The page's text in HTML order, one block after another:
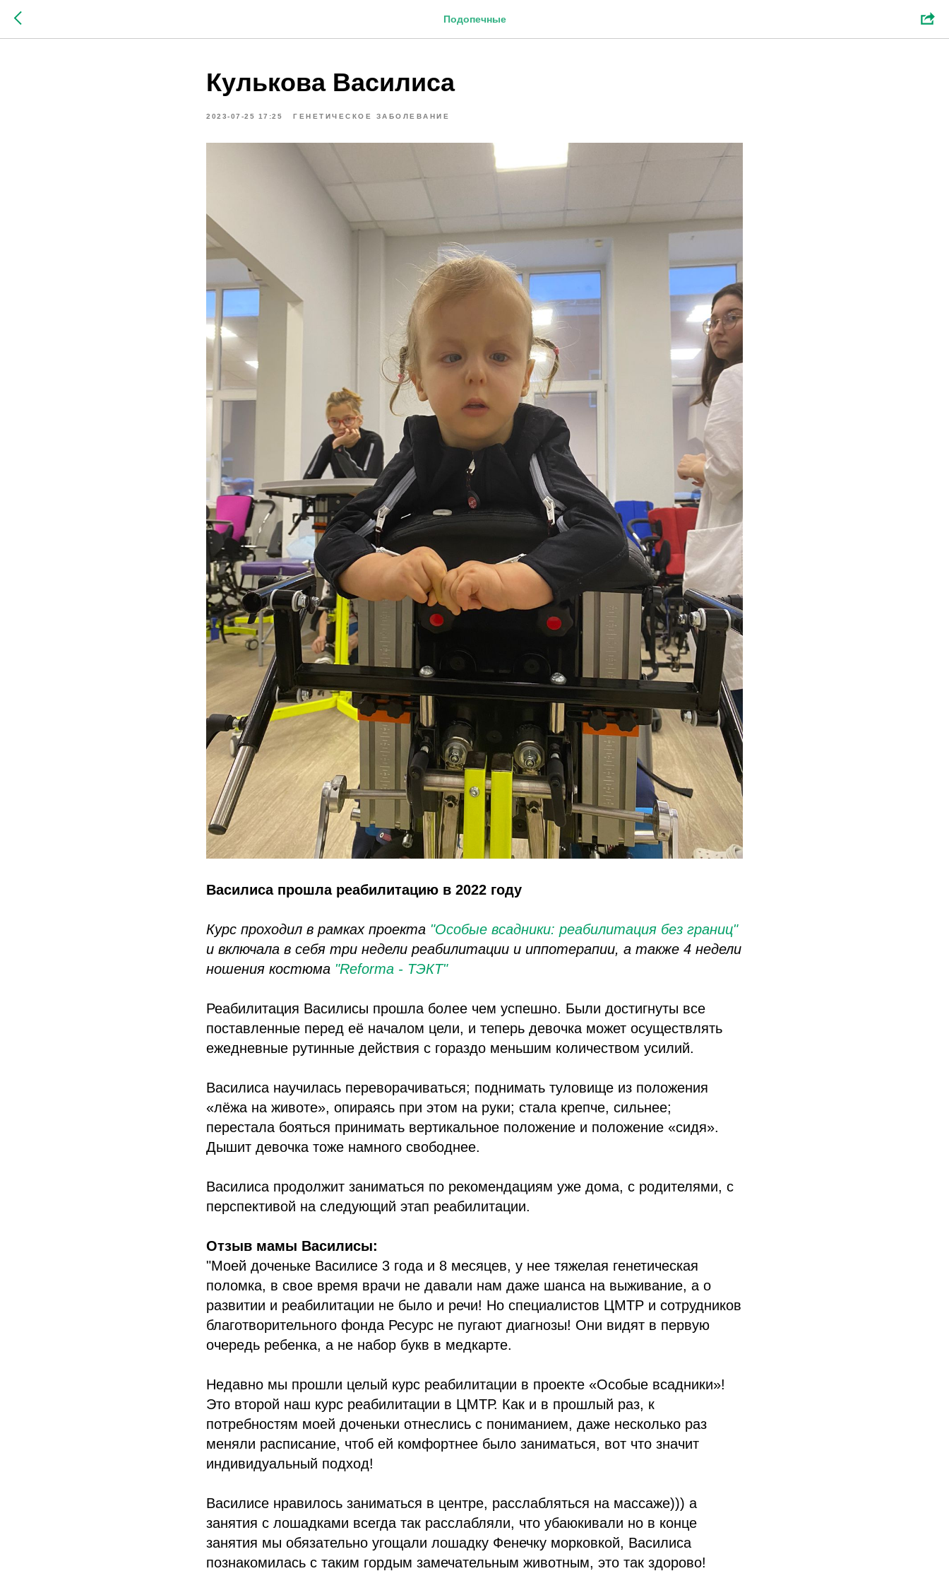
Подопечные
Кулькова Василиса
2023-07-25 17:25 ГЕНЕТИЧЕСКОЕ ЗАБОЛЕВАНИЕ
Василиса прошла реабилитацию в 2022 году
Курс проходил в рамках проекта "Особые всадники: реабилитация без границ"
и включала в себя три недели реабилитации и иппотерапии, а также 4 недели
ношения костюма "Reforma - ТЭКТ"
Реабилитация Василисы прошла более чем успешно. Были достигнуты все
поставленные перед её началом цели, и теперь девочка может осуществлять
ежедневные рутинные действия с гораздо меньшим количеством усилий.
Василиса научилась переворачиваться; поднимать туловище из положения
«лёжа на животе», опираясь при этом на руки; стала крепче, сильнее;
перестала бояться принимать вертикальное положение и положение «сидя».
Дышит девочка тоже намного свободнее.
Василиса продолжит заниматься по рекомендациям уже дома, с родителями, с
перспективой на следующий этап реабилитации.
Отзыв мамы Василисы:
"Моей доченьке Василисе 3 года и 8 месяцев, у нее тяжелая генетическая
поломка, в свое время врачи не давали нам даже шанса на выживание, а о
развитии и реабилитации не было и речи! Но специалистов ЦМТР и сотрудников
благотворительного фонда Ресурс не пугают диагнозы! Они видят в первую
очередь ребенка, а не набор букв в медкарте.
Недавно мы прошли целый курс реабилитации в проекте «Особые всадники»!
Это второй наш курс реабилитации в ЦМТР. Как и в прошлый раз, к
потребностям моей доченьки отнеслись с пониманием, даже несколько раз
меняли расписание, чтоб ей комфортнее было заниматься, вот что значит
индивидуальный подход!
Василисе нравилось заниматься в центре, расслабляться на массаже))) а
занятия с лошадками всегда так расслабляли, что убаюкивали но в конце
занятия мы обязательно угощали лошадку Фенечку морковкой, Василиса
познакомилась с таким гордым замечательным животным, это так здорово!